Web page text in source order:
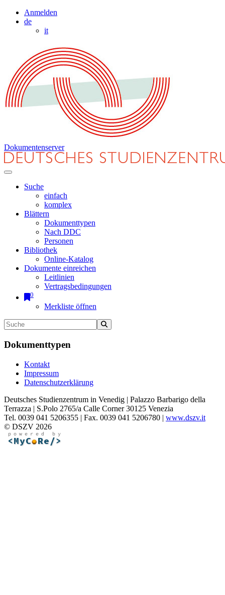
Anmelden
de
it
Dokumentenserver
Suche
einfach
komplex
Blättern
Dokumenttypen
Nach DDC
Personen
Bibliothek
Online-Katalog
Dokumente einreichen
Leitlinien
Vertragsbedingungen
0
Merkliste öffnen
Dokumenttypen
Kontakt
Impressum
Datenschutzerklärung
Deutsches Studienzentrum in Venedig | Palazzo Barbarigo della
Terrazza | S.Polo 2765/a Calle Corner 30125 Venezia
Tel. 0039 041 5206355 | Fax. 0039 041 5206780 | www.dszv.it
© DSZV 2026